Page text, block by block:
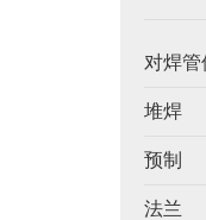
对焊管
堆焊
预制
法兰